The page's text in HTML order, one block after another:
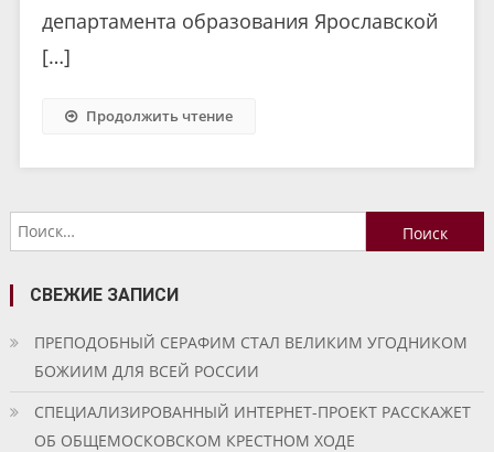
департамента образования Ярославской
[…]
Продолжить чтение
Найти:
СВЕЖИЕ ЗАПИСИ
ПРЕПОДОБНЫЙ СЕРАФИМ СТАЛ ВЕЛИКИМ УГОДНИКОМ
БОЖИИМ ДЛЯ ВСЕЙ РОССИИ
СПЕЦИАЛИЗИРОВАННЫЙ ИНТЕРНЕТ-ПРОЕКТ РАССКАЖЕТ
ОБ ОБЩЕМОСКОВСКОМ КРЕСТНОМ ХОДЕ